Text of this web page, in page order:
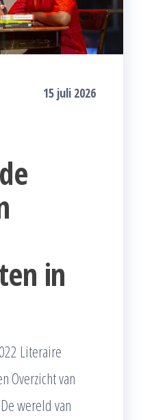
15 juli 2026
in
Literaire
Overzicht van
wereld van